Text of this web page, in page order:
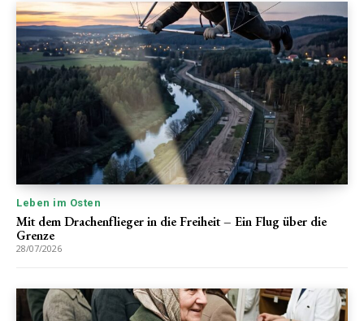
Leben im Osten
Mit dem Drachenflieger in die Freiheit – Ein Flug über die
Grenze
28/07/2026